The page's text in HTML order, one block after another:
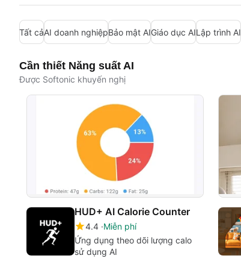
Tất cảAI doanh nghiệpBảo mật AIGiáo dục AILập trình AI
Cần thiết Năng suất AI
Được Softonic khuyến nghị
HUD+ AI Calorie Counter
4.4 Miễn phí
Ứng dụng theo dõi lượng calo
sử dụng AI